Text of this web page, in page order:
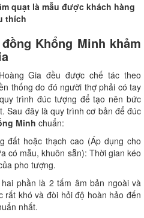
quạt là mẫu được khách hàng
thích
Khổng Minh khảm
Gia đều được chế tác theo
thống do đó người thợ phải có tay
trình đúc tượng để tạo nên bức
Sau đây là quy trình cơ bản để đúc
Minh chuẩn:
đất hoặc thạch cao (Áp dụng cho
có mẫu, khuôn sẵn): Thời gian kéo
pho tượng.
phần là 2 tấm âm bản ngoài và
khó và đòi hỏi độ hoàn hảo đến
nhất.